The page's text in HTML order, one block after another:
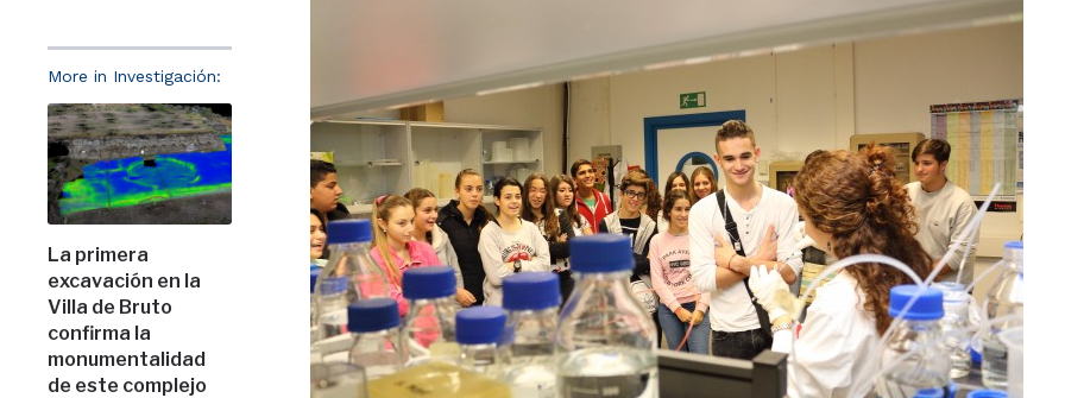
More in Investigación:
La primera
excavación en la
Villa de Bruto
confirma la
monumentalidad
de este complejo